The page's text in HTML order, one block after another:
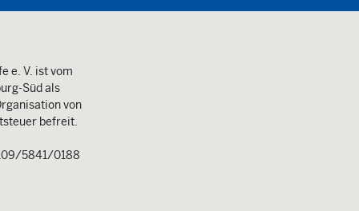
e. V. ist vom
Süd als
von
befreit.
5841/0188